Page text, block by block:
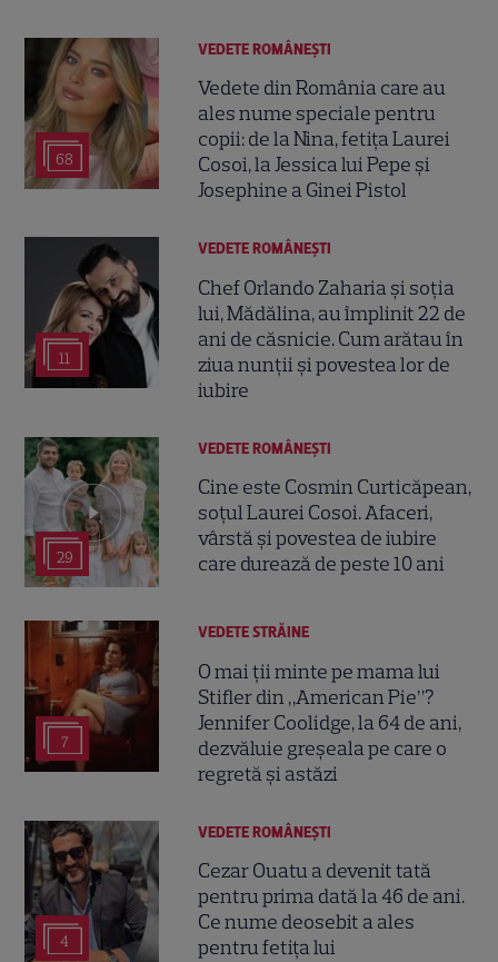
68
VEDETE ROMÂNEŞTI
Vedete din România care au
ales nume speciale pentru
copii: de la Nina, fetița Laurei
Cosoi, la Jessica lui Pepe și
Josephine a Ginei Pistol
11
VEDETE ROMÂNEŞTI
Chef Orlando Zaharia și soția
lui, Mădălina, au împlinit 22 de
ani de căsnicie. Cum arătau în
ziua nunții și povestea lor de
iubire
29
VEDETE ROMÂNEŞTI
Cine este Cosmin Curticăpean,
soțul Laurei Cosoi. Afaceri,
vârstă și povestea de iubire
care durează de peste 10 ani
7
VEDETE STRĂINE
O mai ții minte pe mama lui
Stifler din „American Pie”?
Jennifer Coolidge, la 64 de ani,
dezvăluie greșeala pe care o
regretă și astăzi
4
VEDETE ROMÂNEŞTI
Cezar Ouatu a devenit tată
pentru prima dată la 46 de ani.
Ce nume deosebit a ales
pentru fetița lui